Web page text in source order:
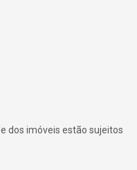
dos imóveis estão sujeitos